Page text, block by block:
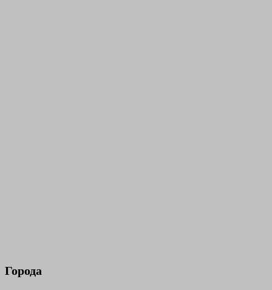
Города